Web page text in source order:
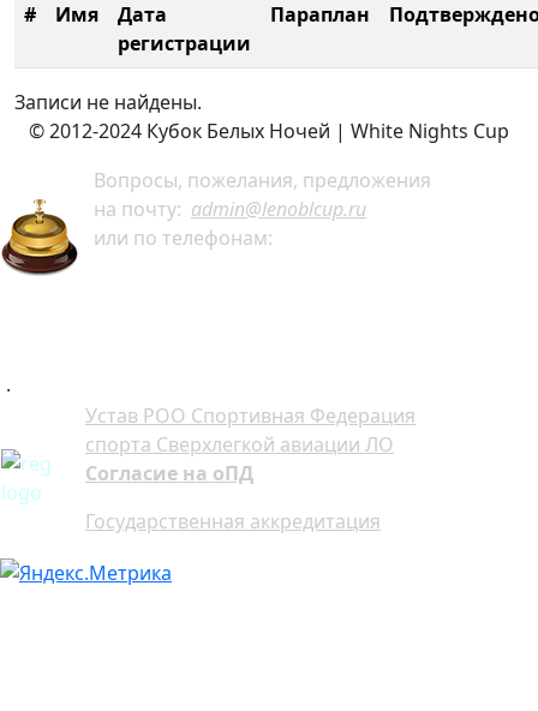
# Имя
Дата
регистрации
Параплан
Записи не найдены.
© 2012-2024 Кубок Белых Ночей | White Nights Cup
Вопросы, пожелания, предложения
на почту: admin@lenoblcup.ru
или по телефонам:
.
Устав РОО Спортивная Федерация
спорта Сверхлегкой авиации ЛО
Согласие на оПД
Государственная аккредитация